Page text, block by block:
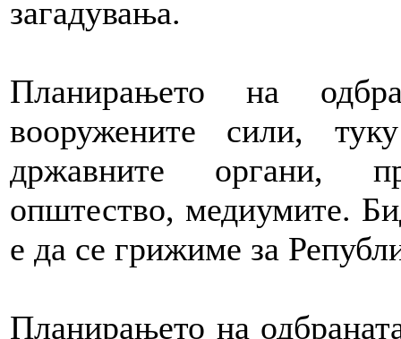
загадувања.
Планирањето на
вооружените сили,
државните органи,
општество, медиумите.
е да се грижиме за
Планирањето на